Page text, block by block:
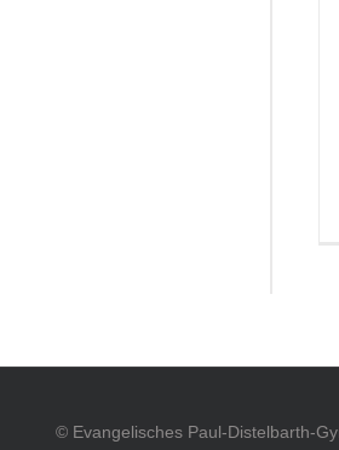
© Evangelisches Paul-Distelbarth-